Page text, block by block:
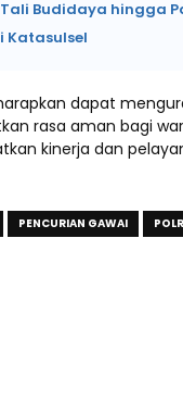
Budidaya hingga
Katasulsel
dapat
rasa aman bagi
kinerja dan
PENCURIAN GAWAI